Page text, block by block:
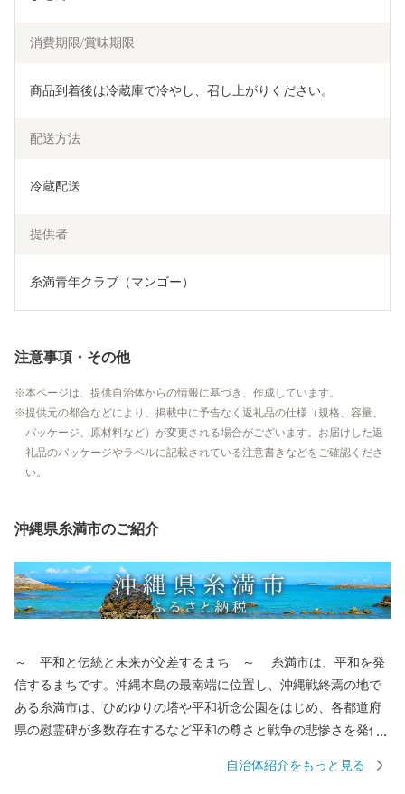
消費期限/賞味期限
商品到着後は冷蔵庫で冷やし、召し上がりください。
配送方法
冷蔵配送
提供者
糸満青年クラブ（マンゴー）
注意事項・その他
本ページは、提供自治体からの情報に基づき、作成しています。
提供元の都合などにより、掲載中に予告なく返礼品の仕様（規格、容量、
パッケージ、原材料など）が変更される場合がございます。お届けした返
礼品のパッケージやラベルに記載されている注意書きなどをご確認くださ
い。
沖縄県糸満市のご紹介
～ 平和と伝統と未来が交差するまち ～ 糸満市は、平和を発
信するまちです。沖縄本島の最南端に位置し、沖縄戦終焉の地で
ある糸満市は、ひめゆりの塔や平和祈念公園をはじめ、各都道府
県の慰霊碑が多数存在するなど平和の尊さと戦争の悲惨さを発信
市は、伝統文化を大切にするまちです。糸満ハーレーや糸満大綱
自治体紹介をもっと見る